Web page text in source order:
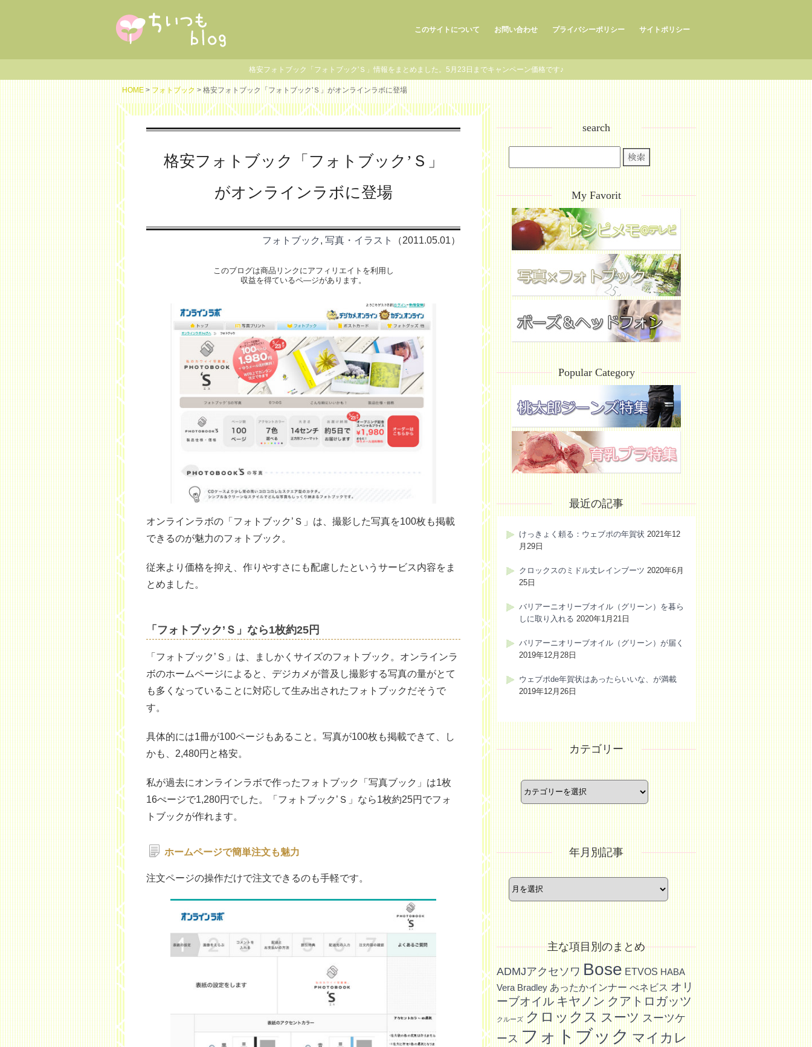
このサイトについて お問い合わせ プライバシーポリシー サイトポリシー
格安フォトブック「フォトブック'Ｓ」情報をまとめました。5月23日までキャンペーン価格です♪
HOME > フォトブック > 格安フォトブック「フォトブック'Ｓ」がオンラインラボに登場
格安フォトブック「フォトブック’Ｓ」
がオンラインラボに登場
フォトブック , 写真・イラスト （2011.05.01）
このブログは商品リンクにアフィリエイトを利用し
収益を得ているペ―ジがあります。
オンラインラボの「フォトブック’Ｓ」は、撮影した写真を100枚も掲載
できるのが魅力のフォトブック。
従来より価格を抑え、作りやすさにも配慮したというサービス内容をま
とめました。
「フォトブック’Ｓ」なら1枚約25円
「フォトブック’Ｓ」は、ましかくサイズのフォトブック。オンラインラ
ボのホームページによると、デジカメが普及し撮影する写真の量がとて
も多くなっていることに対応して生み出されたフォトブックだそうで
す。
具体的には1冊が100ページもあること。写真が100枚も掲載できて、し
かも、2,480円と格安。
私が過去にオンラインラボで作ったフォトブック「写真ブック」は1枚
16ぺージで1,280円でした。「フォトブック’Ｓ」なら1枚約25円でフォ
トブックが作れます。
ホームページで簡単注文も魅力
注文ページの操作だけで注文できるのも手軽です。
search
My Favorit
Popular Category
最近の記事
けっきょく頼る：ウェブポの年賀状 2021年12
月29日
クロックスのミドル丈レインブーツ 2020年6月
25日
バリアーニオリーブオイル（グリーン）を暮ら
しに取り入れる 2020年1月21日
バリアーニオリーブオイル（グリーン）が届く
2019年12月28日
ウェブポde年賀状はあったらいいな、が満載
2019年12月26日
カテゴリー
年月別記事
主な項目別のまとめ
ADMJアクセソワ Bose ETVOS HABA
Vera Bradley あったかインナー べネビス オリ
ーブオイル キヤノン クアトロガッツ
クルーズ クロックス スーツ スーツケ
ース フォトブック マイカレ